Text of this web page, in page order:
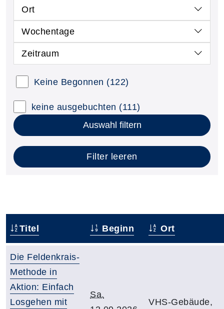
Ort
Wochentage
Zeitraum
Keine Begonnen (122)
keine ausgebuchten (111)
Auswahl filtern
Filter leeren
Titel Beginn Ort
Die Feldenkrais-
Methode in
Aktion: Einfach
Losgehen mit
Sa.
VHS-Gebäude,